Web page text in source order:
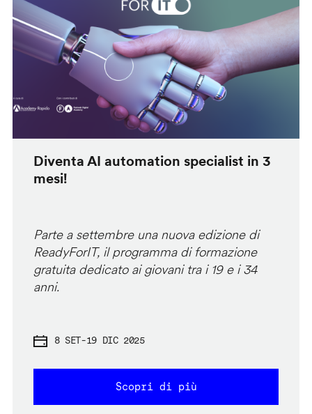
Diventa AI automation specialist in 3
mesi!
Parte a settembre una nuova edizione di
ReadyForIT, il programma di formazione
gratuita dedicato ai giovani tra i 19 e i 34
anni.
8 SET-19 DIC 2025
Scopri di più